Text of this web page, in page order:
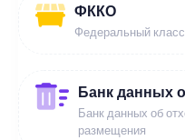
ФККО
Федеральный
Банк данных
Банк данных об
размещения